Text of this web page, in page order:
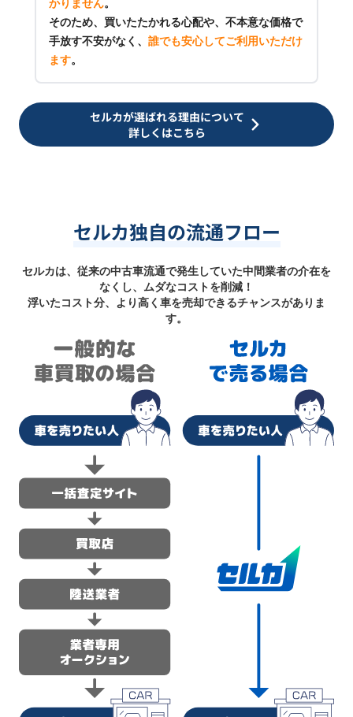
かりません。
そのため、買いたたかれる心配や、不本意な価格で
手放す不安がなく、 誰でも安心してご利用いただけ
ます。
セルカが選ばれる理由について
詳しくはこちら
セルカ独自の流通フロー
セルカは、従来の中古車流通で発生していた中間業者の介在を
なくし、ムダなコストを削減！
浮いたコスト分、より高く車を売却できるチャンスがありま
す。